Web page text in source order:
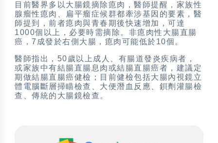
目前醫界多以大腸鏡摘除瘜肉，醫師提醒，家族性
腺瘤性瘜肉、扁平瘤症候群都牽涉基因的要素，醫
師提到，前者瘜肉與青春期後快速增加，可達
1000個以上，必要時需摘除。非瘜肉性大腸直腸
癌，7成發於右側大腸，瘜肉可能低於10個。
醫師指出，50歲以上成人、有腸道發炎疾病者，
或家族中有結腸直腸息肉或結腸直腸癌者，建議定
期做結腸直腸癌健檢；目前健檢包括大腸內視鏡立
體電腦斷層掃瞄檢查、大便潛血反應、鋇劑灌腸檢
查、傳統的大腸鏡檢查。